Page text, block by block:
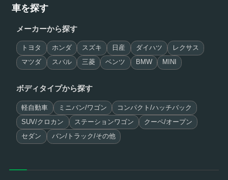
車を探す
メーカーから探す
トヨタ ホンダ スズキ 日産 ダイハツ レクサス
マツダ スバル 三菱 ベンツ BMW MINI
ボディタイプから探す
軽自動車 ミニバン/ワゴン コンパクト/ハッチバック
SUV/クロカン ステーションワゴン クーペ/オープン
セダン バン/トラック/その他